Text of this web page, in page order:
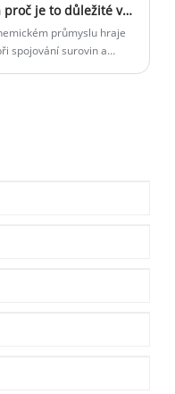
Co je kategorie meziproduktů a proč je to důležité v moderní farmaceutické výrobě
průmyslu hraje
spojování surovin a
řetězci.